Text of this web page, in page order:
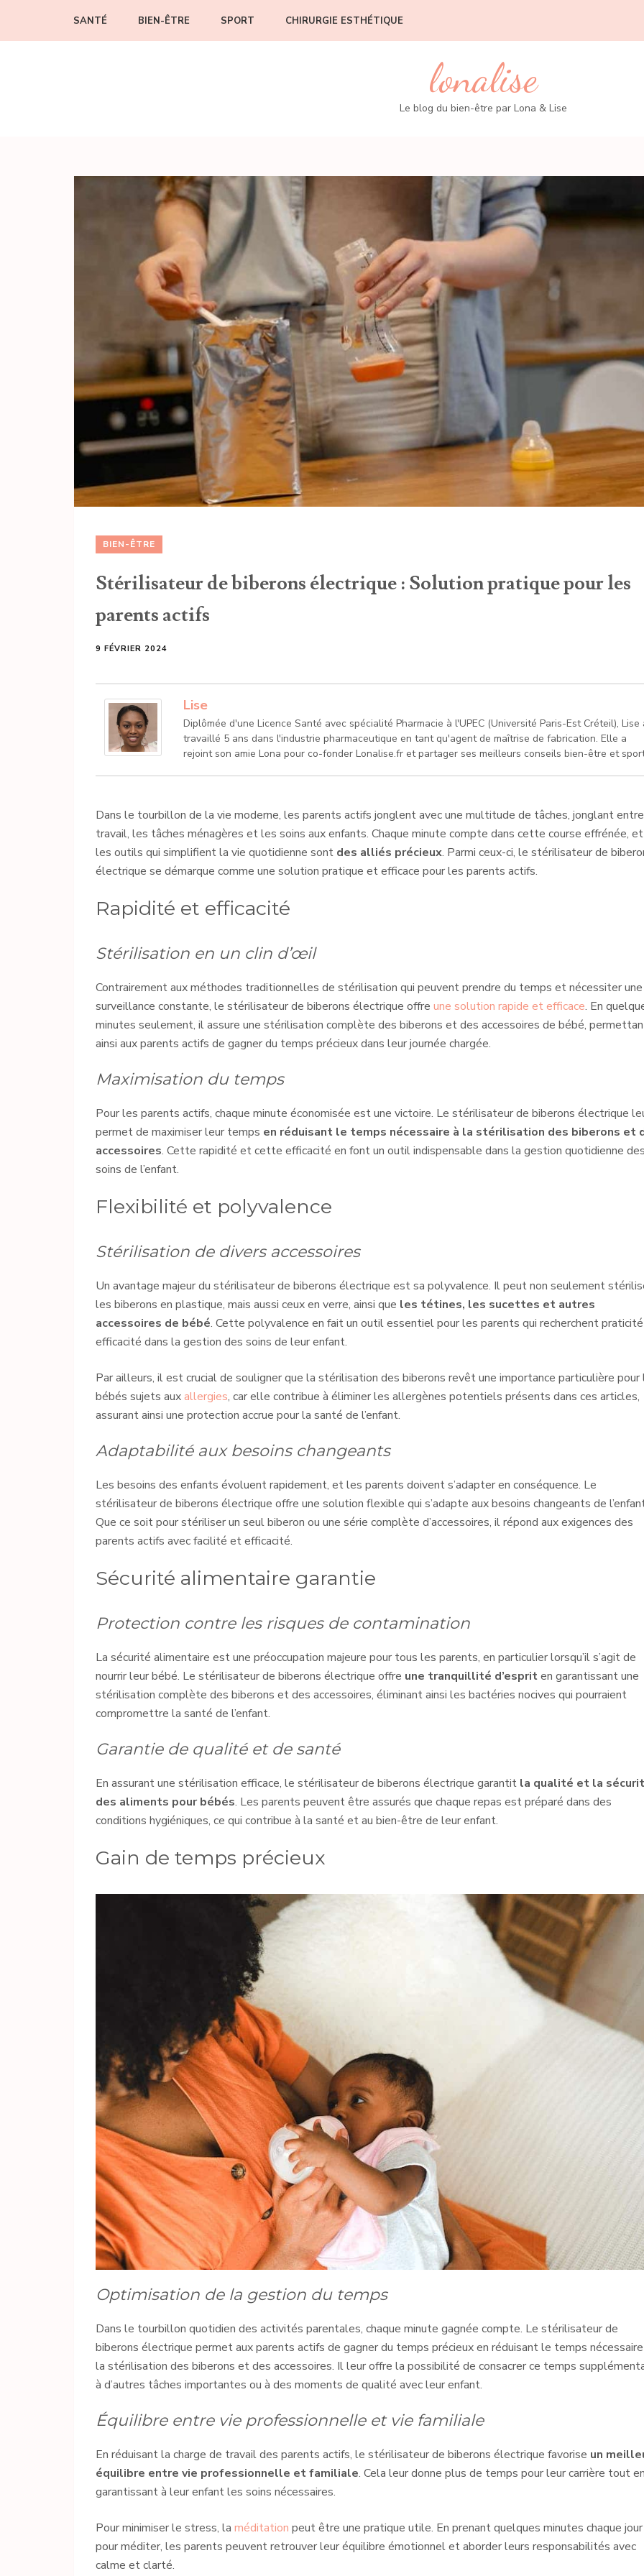
SANTÉ BIEN-ÊTRE SPORT CHIRURGIE ESTHÉTIQUE
lonalise
Le blog du bien-être par Lona & Lise
BIEN-ÊTRE
Stérilisateur de biberons électrique : Solution pratique pour les
parents actifs
9 FÉVRIER 2024
Lise
Diplômée d'une Licence Santé avec spécialité Pharmacie à l'UPEC (Université Paris-Est Créteil), Lise
travaillé 5 ans dans l'industrie pharmaceutique en tant qu'agent de maîtrise de fabrication. Elle a
rejoint son amie Lona pour co-fonder Lonalise.fr et partager ses meilleurs conseils bien-être et
Dans le tourbillon de la vie moderne, les parents actifs jonglent avec une multitude de tâches, jonglant
travail, les tâches ménagères et les soins aux enfants. Chaque minute compte dans cette course effrénée, et
les outils qui simplifient la vie quotidienne sont des alliés précieux. Parmi ceux-ci, le stérilisateur de
électrique se démarque comme une solution pratique et efficace pour les parents actifs.
Rapidité et efficacité
Stérilisation en un clin d’œil
Contrairement aux méthodes traditionnelles de stérilisation qui peuvent prendre du temps et nécessiter une
surveillance constante, le stérilisateur de biberons électrique offre une solution rapide et efficace. En
minutes seulement, il assure une stérilisation complète des biberons et des accessoires de bébé,
ainsi aux parents actifs de gagner du temps précieux dans leur journée chargée.
Maximisation du temps
Pour les parents actifs, chaque minute économisée est une victoire. Le stérilisateur de biberons électrique
permet de maximiser leur temps en réduisant le temps nécessaire à la stérilisation des biberons et
accessoires. Cette rapidité et cette efficacité en font un outil indispensable dans la gestion quotidienne
soins de l’enfant.
Flexibilité et polyvalence
Stérilisation de divers accessoires
Un avantage majeur du stérilisateur de biberons électrique est sa polyvalence. Il peut non seulement
les biberons en plastique, mais aussi ceux en verre, ainsi que les tétines, les sucettes et autres
accessoires de bébé. Cette polyvalence en fait un outil essentiel pour les parents qui recherchent
efficacité dans la gestion des soins de leur enfant.
Par ailleurs, il est crucial de souligner que la stérilisation des biberons revêt une importance particulière pour
bébés sujets auxallergies, car elle contribue à éliminer les allergènes potentiels présents dans ces articles,
assurant ainsi une protection accrue pour la santé de l’enfant.
Adaptabilité aux besoins changeants
Les besoins des enfants évoluent rapidement, et les parents doivent s’adapter en conséquence. Le
stérilisateur de biberons électrique offre une solution flexible qui s’adapte aux besoins changeants de
Que ce soit pour stériliser un seul biberon ou une série complète d’accessoires, il répond aux exigences des
parents actifs avec facilité et efficacité.
Sécurité alimentaire garantie
Protection contre les risques de contamination
La sécurité alimentaire est une préoccupation majeure pour tous les parents, en particulier lorsqu’il s’agit de
nourrir leur bébé. Le stérilisateur de biberons électrique offre une tranquillité d’espriten garantissant une
stérilisation complète des biberons et des accessoires, éliminant ainsi les bactéries nocives qui pourraient
compromettre la santé de l’enfant.
Garantie de qualité et de santé
En assurant une stérilisation efficace, le stérilisateur de biberons électrique garantit la qualité et la
des aliments pour bébés. Les parents peuvent être assurés que chaque repas est préparé dans des
conditions hygiéniques, ce qui contribue à la santé et au bien-être de leur enfant.
Gain de temps précieux
Optimisation de la gestion du temps
Dans le tourbillon quotidien des activités parentales, chaque minute gagnée compte. Le stérilisateur de
biberons électrique permet aux parents actifs de gagner du temps précieux en réduisant le temps
la stérilisation des biberons et des accessoires. Il leur offre la possibilité de consacrer ce temps
à d’autres tâches importantes ou à des moments de qualité avec leur enfant.
Équilibre entre vie professionnelle et vie familiale
En réduisant la charge de travail des parents actifs, le stérilisateur de biberons électrique favorise un
équilibre entre vie professionnelle et familiale. Cela leur donne plus de temps pour leur carrière tout
garantissant à leur enfant les soins nécessaires.
Pour minimiser le stress, la méditation peut être une pratique utile. En prenant quelques minutes chaque jour
pour méditer, les parents peuvent retrouver leur équilibre émotionnel et aborder leurs responsabilités avec
calme et clarté.